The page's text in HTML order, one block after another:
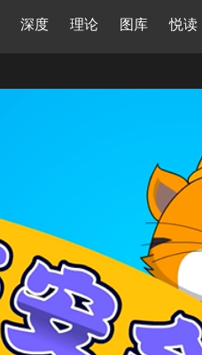
深度 理论 图库 悦读